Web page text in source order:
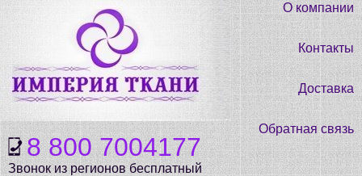
8 800 7004177
Звонок из регионов бесплатный
О компании
Контакты
Доставка
Обратная связь